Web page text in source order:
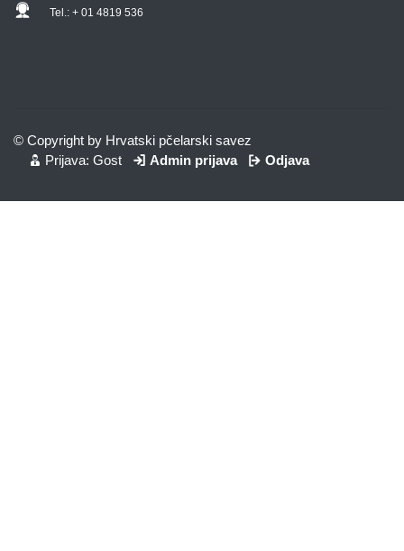
Tel.: + 01 4819 536
© Copyright by Hrvatski pčelarski savez
Prijava: Gost
Admin prijava Odjava